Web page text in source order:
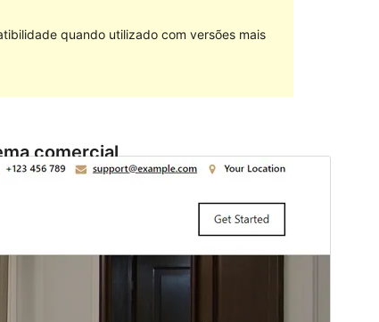
quando utilizado com versões mais
comercial
Ver suporte
14 de Março, 2024